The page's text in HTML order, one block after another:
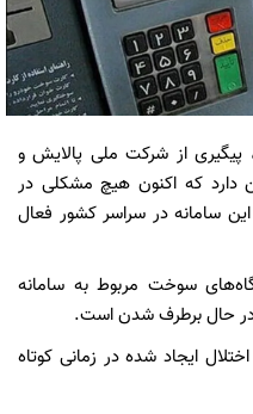
پیگیری از شرکت ملی پالایش و
دارد که اکنون هیچ مشکلی در
سامانه در سراسر کشور فعال
سوخت مربوط به سامانه
در حال برطرف شدن است.
ایجاد شده در زمانی کوتاه